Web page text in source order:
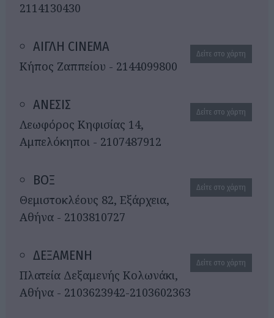
2114130430
Δείτε στο χάρτη
ΑΙΓΛΗ CINEMA
Κήπος Ζαππείου - 2144099800
Δείτε στο χάρτη
ΑΝΕΣΙΣ
Λεωφόρος Κηφισίας 14,
Αμπελόκηποι - 2107487912
Δείτε στο χάρτη
ΒΟΞ
Θεμιστοκλέους 82, Εξάρχεια,
Αθήνα - 2103810727
Δείτε στο χάρτη
ΔΕΞΑΜΕΝΗ
Πλατεία Δεξαμενής Κολωνάκι,
Αθήνα - 2103623942-2103602363